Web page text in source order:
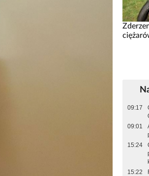
09:17
09:01
15:24
15:22